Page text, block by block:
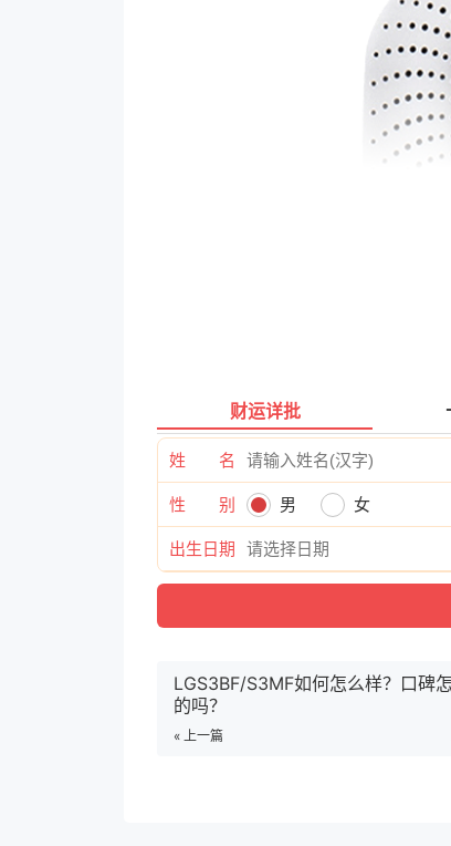
京东京造JZDSQ1价格参考：
京东京造 烘鞋器 干鞋器 烘干除臭
京东京造JZDSQ1参数：
财运详批
姓 名
性 别 男 女
出生日期
LGS3BF/S3MF如何怎么样？口碑
的吗？
« 上一篇